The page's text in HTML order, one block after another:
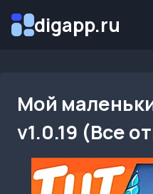
digapp.ru
Мой
v1.0.19 (Все